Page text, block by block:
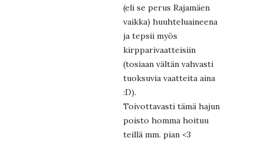
(eli se perus Rajamäen
vaikka) huuhteluaineena
ja tepsii myös
kirpparivaatteisiin
(tosiaan vältän vahvasti
tuoksuvia vaatteita aina
:D).
Toivottavasti tämä hajun
poisto homma hoituu
teillä mm. pian <3